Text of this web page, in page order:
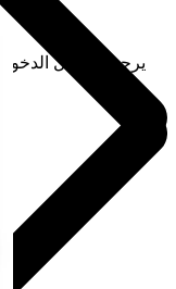
يرجى تسجيل الدخول